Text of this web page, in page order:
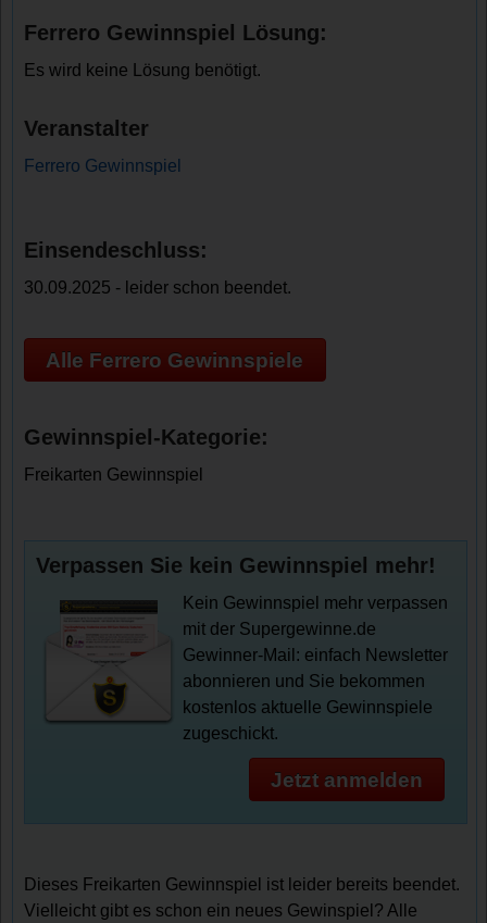
Ferrero Gewinnspiel Lösung:
Es wird keine Lösung benötigt.
Veranstalter
Ferrero Gewinnspiel
Einsendeschluss:
30.09.2025 - leider schon beendet.
Alle Ferrero Gewinnspiele
Gewinnspiel-Kategorie:
Freikarten Gewinnspiel
Verpassen Sie kein Gewinnspiel mehr!
Kein Gewinnspiel mehr verpassen
mit der Supergewinne.de
Gewinner-Mail: einfach Newsletter
abonnieren und Sie bekommen
kostenlos aktuelle Gewinnspiele
zugeschickt.
Jetzt anmelden
Dieses Freikarten Gewinnspiel ist leider bereits beendet.
Vielleicht gibt es schon ein neues Gewinspiel? Alle